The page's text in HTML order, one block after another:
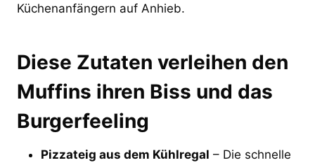
Küchenanfängern auf Anhieb.
Diese Zutaten verleihen den
Muffins ihren Biss und das
Burgerfeeling
Pizzateig aus dem Kühlregal – Die schnelle